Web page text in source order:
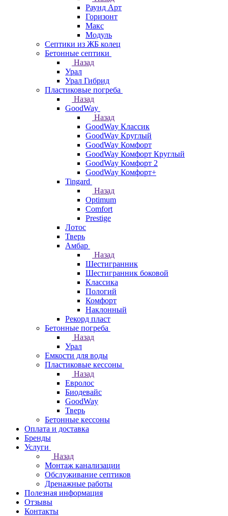
Раунд Арт
Горизонт
Макс
Модуль
Септики из ЖБ колец
Бетонные септики
Назад
Урал
Урал Гибрид
Пластиковые погреба
Назад
GoodWay
Назад
GoodWay Классик
GoodWay Круглый
GoodWay Комфорт
GoodWay Комфорт Круглый
GoodWay Комфорт 2
GoodWay Комфорт+
Tingard
Назад
Optimum
Comfort
Prestige
Лотос
Тверь
Амбар
Назад
Шестигранник
Шестигранник боковой
Классика
Пологий
Комфорт
Наклонный
Рекорд пласт
Бетонные погреба
Назад
Урал
Емкости для воды
Пластиковые кессоны
Назад
Евролос
Биодевайс
GoodWay
Тверь
Бетонные кессоны
Оплата и доставка
Бренды
Услуги
Назад
Монтаж канализации
Обслуживание септиков
Дренажные работы
Полезная информация
Отзывы
Контакты